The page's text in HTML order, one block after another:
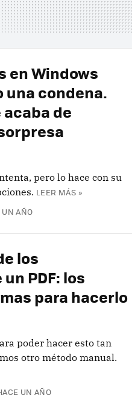
en Windows
una condena.
acaba de
pero lo hace con su
LEER MÁS »
UN AÑO
los
PDF: los
para hacerlo
poder hacer esto tan
otro método manual.
UN AÑO